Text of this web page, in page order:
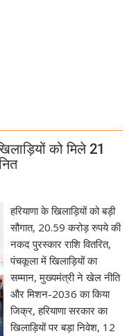
को मिले 21
हरियाणा के खिलाड़ियों को बड़ी
सौगात, 20.59 करोड़ रुपये की
नकद पुरस्कार राशि वितरित,
पंचकूला में खिलाड़ियों का
सम्मान, मुख्यमंत्री ने खेल नीति
और मिशन-2036 का किया
जिक्र, हरियाणा सरकार का
खिलाड़ियों पर बड़ा निवेश, 12